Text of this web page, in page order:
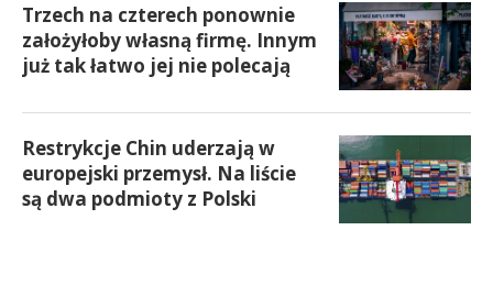
Trzech na czterech ponownie
założyłoby własną firmę. Innym
już tak łatwo jej nie polecają
Restrykcje Chin uderzają w
europejski przemysł. Na liście
są dwa podmioty z Polski